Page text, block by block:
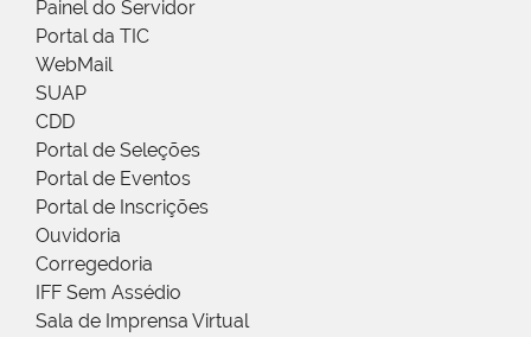
Painel do Servidor
Portal da TIC
WebMail
SUAP
CDD
Portal de Seleções
Portal de Eventos
Portal de Inscrições
Ouvidoria
Corregedoria
IFF Sem Assédio
Sala de Imprensa Virtual